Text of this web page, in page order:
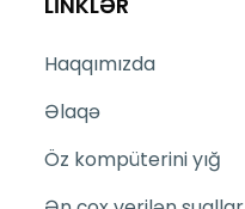
Haqqımızda
Əlaqə
Öz kompüterini yığ